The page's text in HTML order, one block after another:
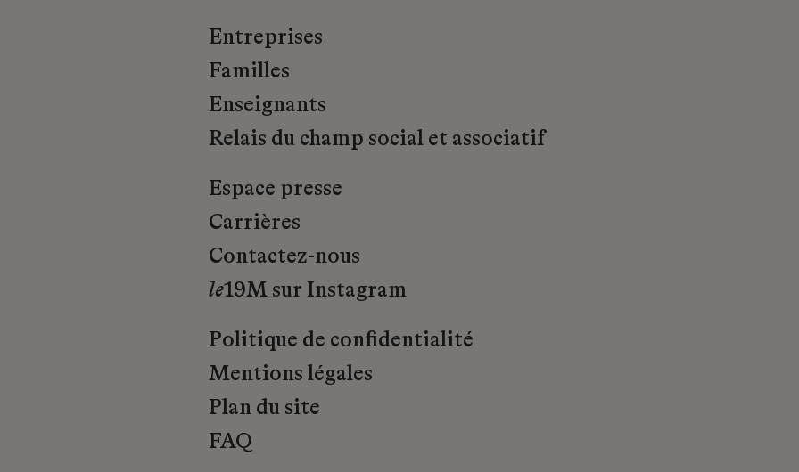
Entreprises
Familles
Enseignants
Relais du champ social et associatif
Espace presse
Carrières
Contactez-nous
le19M sur Instagram
Politique de confidentialité
Mentions légales
Plan du site
FAQ